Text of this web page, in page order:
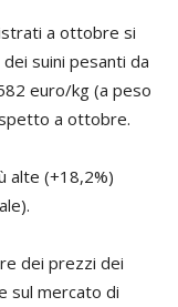
a ottobre si
suini pesanti da
euro/kg (a peso
a ottobre.
alte (+18,2%)
dei prezzi dei
sul mercato di